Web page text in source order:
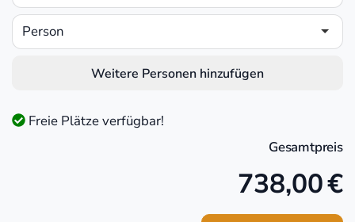
Person
Weitere Personen hinzufügen
Freie Plätze verfügbar!
Gesamtpreis
€
738,00